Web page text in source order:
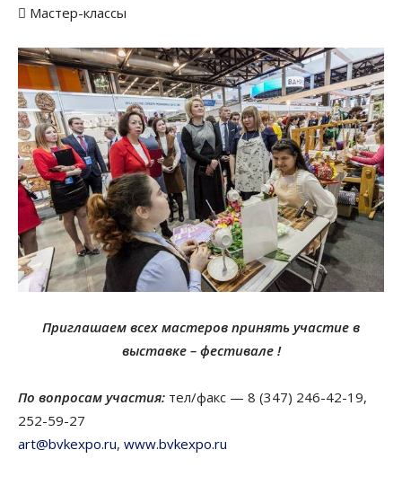
 Мастер-классы
Приглашаем всех мастеров принять участие в
выставке – фестивале !
По вопросам участия: тел/факс — 8 (347) 246-42-19,
252-59-27
art@bvkexpo.ru, www.bvkexpo.ru